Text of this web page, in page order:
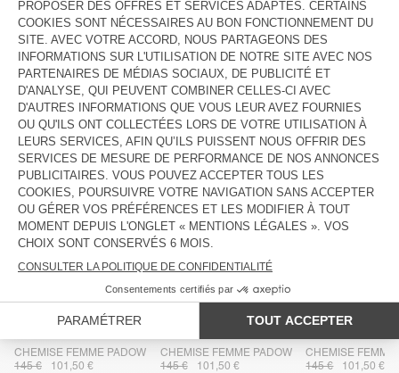
AJOUTER AU PANIER
VOIR LA DISPONIBILITE EN MAGASIN
DESCRIPTION
TAILLE ET COUPE
COMPOSITION
ENTRETIEN
TRAÇABILITÉ
LIVRAISON ET RETOURS
PLUS DE COULEURS
CHEMISE FEMME PADOW
145 €
101,50 €
CHEMISE FEMME PADOW
145 €
101,50 €
CHEMISE FEMME
145 €
101,50 €